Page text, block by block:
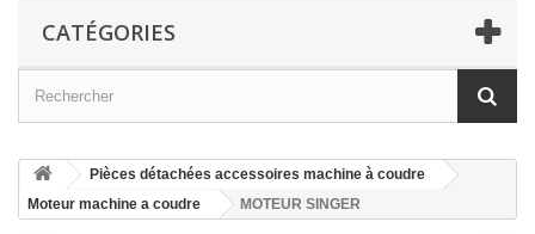
CATÉGORIES
Pièces détachées accessoires machine à coudre
Moteur machine a coudre
MOTEUR SINGER